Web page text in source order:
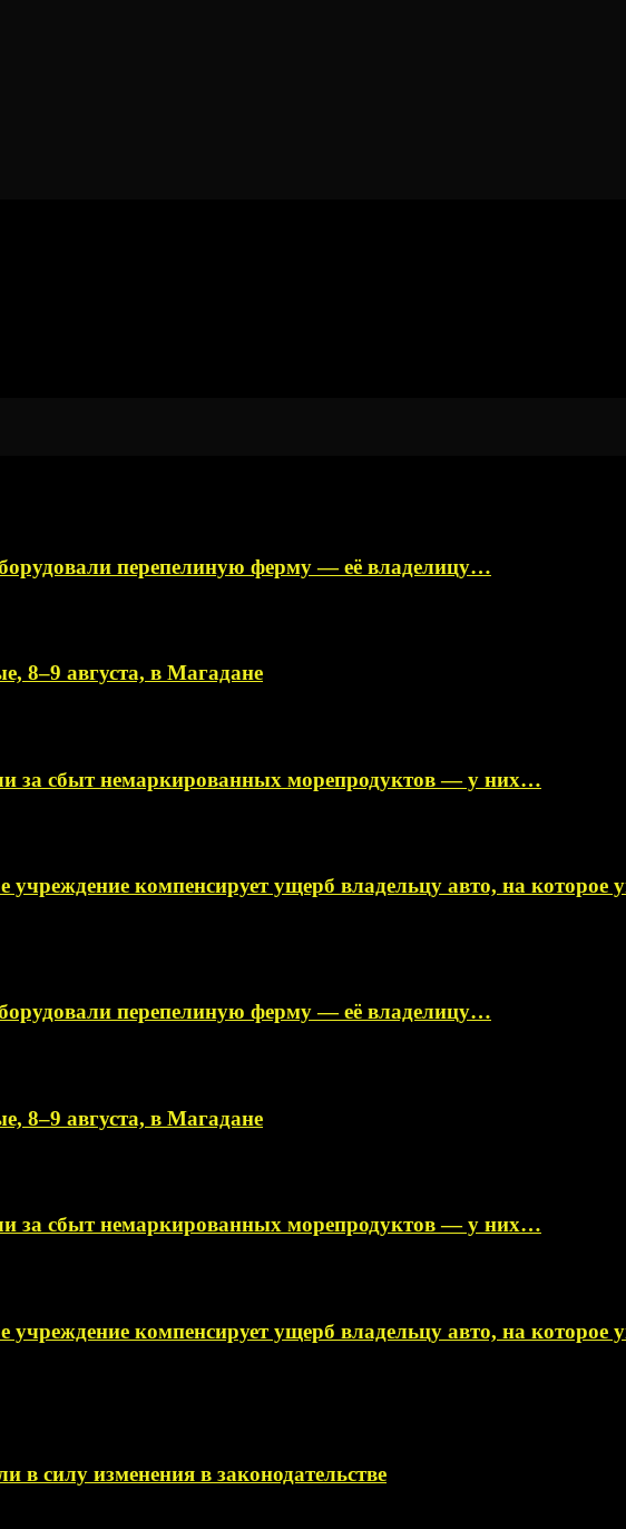
перепелиную ферму — её владелицу…
8–9 августа, в Магадане
за сбыт немаркированных морепродуктов — у них…
учреждение компенсирует ущерб владельцу авто, на которое
перепелиную ферму — её владелицу…
8–9 августа, в Магадане
за сбыт немаркированных морепродуктов — у них…
учреждение компенсирует ущерб владельцу авто, на которое
в силу изменения в законодательстве